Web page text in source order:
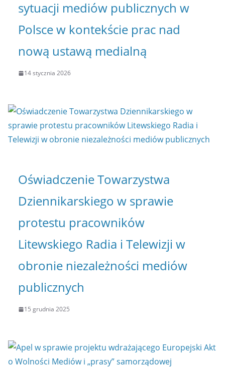
sytuacji mediów publicznych w
Polsce w kontekście prac nad
nową ustawą medialną
14 stycznia 2026
Oświadczenie Towarzystwa
Dziennikarskiego w sprawie
protestu pracowników
Litewskiego Radia i Telewizji w
obronie niezależności mediów
publicznych
15 grudnia 2025